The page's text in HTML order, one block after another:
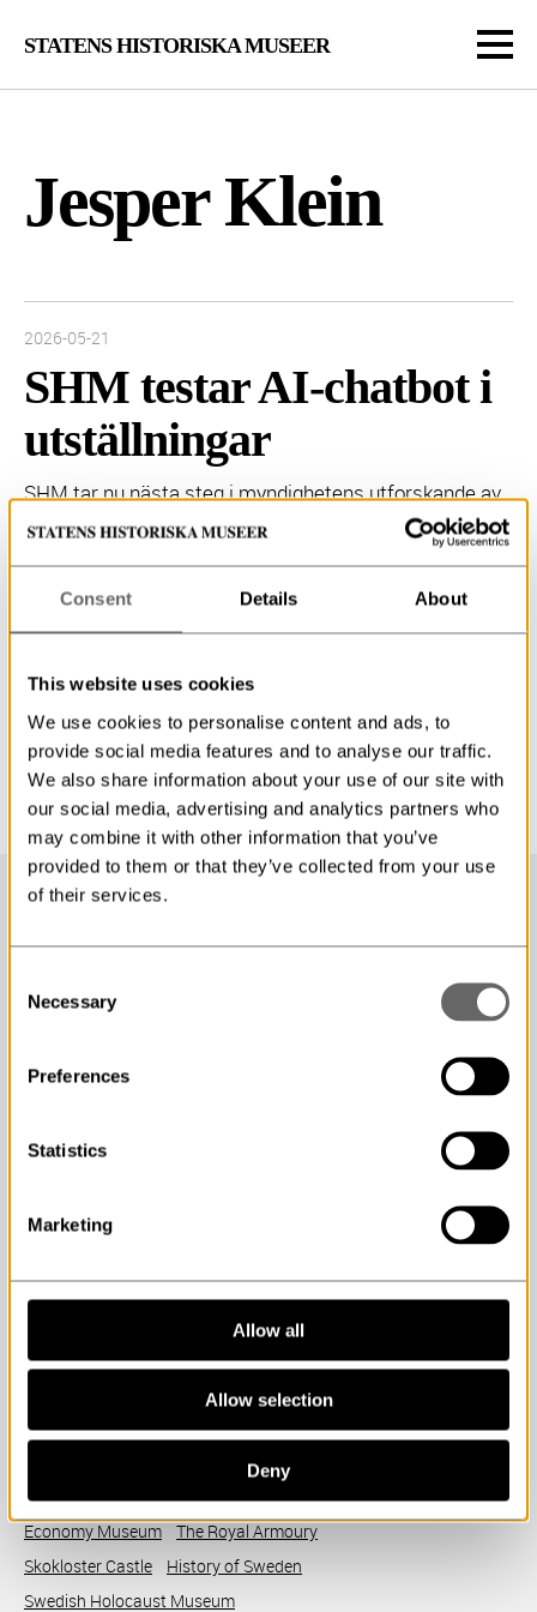
Consent Details About
This website uses cookies
We use cookies to personalise content and ads, to
provide social media features and to analyse our traffic.
We also share information about your use of our site with
our social media, advertising and analytics partners who
may combine it with other information that you’ve
provided to them or that they’ve collected from your use
of their services.
Selection
Necessary
Preferences
Statistics
Marketing
Allow all
Allow selection
Deny
STATENS HISTORISKA MUSEER
Jesper Klein
Inlägget publicerades:
2026-05-21
SHM testar AI-chatbot i
utställningar
SHM tar nu nästa steg i myndighetens utforskande av
AI-teknikens möjligheter och utmaningar inom den
publika verksamheten. Under 2026–2027 genomför vi
pilotförsök med AI-chatbots i museiutställningar, och
först ut är Alkemisten – en digital guide som kan svara
på besökarnas frågor om alkemi och utställningen
2026. ...
Artificiell intelligens chatbot Utställningar
National Historical Museums
SE-114 84 Stockholm
info@shm.se
Organization number: 202100-4953
Our operations
The Hallwyl Museum
The Swedish History Museum
Economy Museum
The Royal Armoury
Skokloster Castle
History of Sweden
Swedish Holocaust Museum